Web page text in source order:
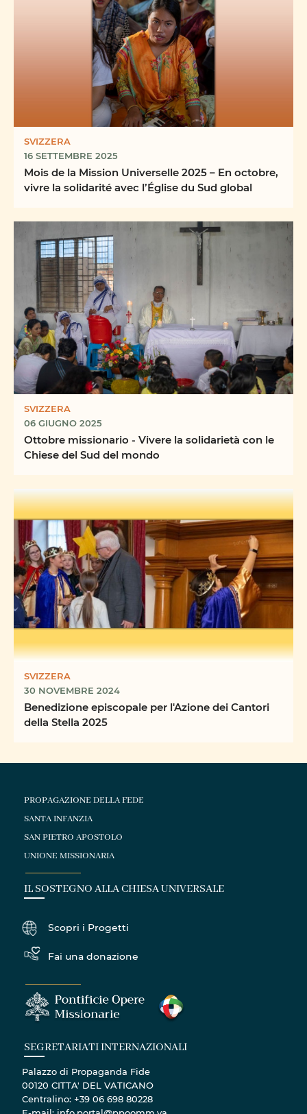
SVIZZERA
16 SETTEMBRE 2025
Mois de la Mission Universelle 2025 – En octobre,
vivre la solidarité avec l’Église du Sud global
SVIZZERA
06 GIUGNO 2025
Ottobre missionario - Vivere la solidarietà con le
Chiese del Sud del mondo
SVIZZERA
30 NOVEMBRE 2024
Benedizione episcopale per l'Azione dei Cantori
della Stella 2025
PROPAGAZIONE DELLA FEDE
SANTA INFANZIA
SAN PIETRO APOSTOLO
UNIONE MISSIONARIA
IL SOSTEGNO ALLA CHIESA UNIVERSALE
Scopri i Progetti
Fai una donazione
SEGRETARIATI INTERNAZIONALI
Palazzo di Propaganda Fide
00120 CITTA' DEL VATICANO
Centralino: +39 06 698 80228